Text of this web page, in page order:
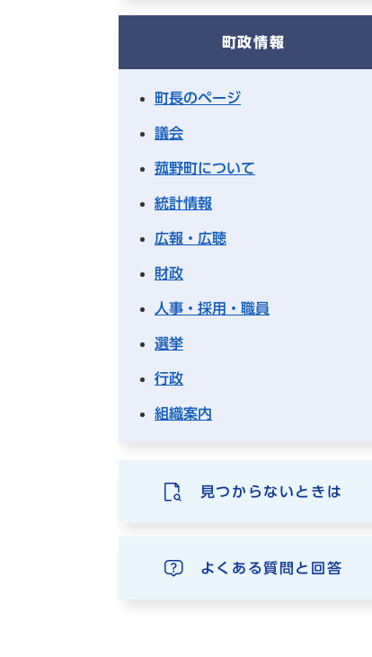
町政情報
町長のページ
議会
菰野町について
統計情報
広報・広聴
財政
人事・採用・職員
選挙
行政
組織案内
見つからないときは
よくある質問と回答